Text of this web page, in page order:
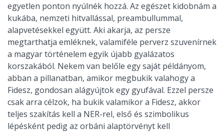
egyetlen ponton nyúlnék hozzá. Az egészet kidobnám a
kukába, nemzeti hitvallással, preambullummal,
alapvetésekkel együtt. Aki akarja, az persze
megtarthatja emléknek, valamiféle perverz szuvenírnek
a magyar történelem egyik újabb gyalázatos
korszakából. Nekem van belőle egy saját példányom,
abban a pillanatban, amikor megbukik valahogy a
Fidesz, gondosan alágyújtok egy gyufával. Ezzel persze
csak arra célzok, ha bukik valamikor a Fidesz, akkor
teljes szakítás kell a NER-rel, első és szimbolikus
lépésként pedig az orbáni alaptörvényt kell